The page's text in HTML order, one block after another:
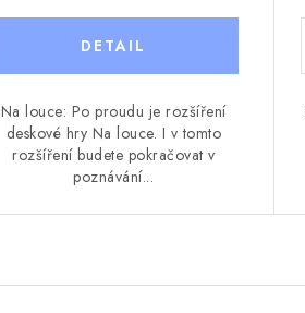
Na louce: Po proudu je rozšíření
deskové hry Na louce. I v tomto
rozšíření budete pokračovat v
poznávání...